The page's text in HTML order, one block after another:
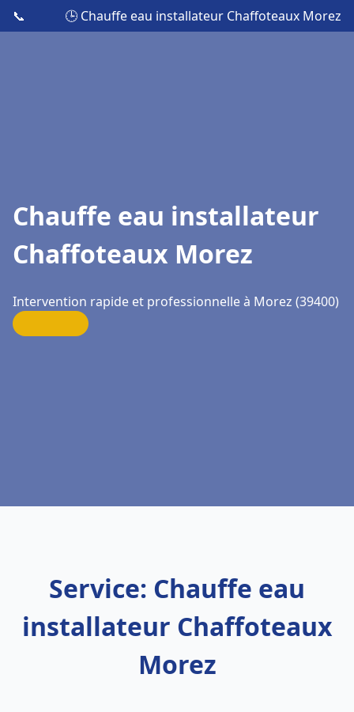
📞 🕒 Chauffe eau installateur Chaffoteaux Morez
Chauffe eau installateur
Chaffoteaux Morez
Intervention rapide et professionnelle à Morez (39400)
Service: Chauffe eau
installateur Chaffoteaux
Morez